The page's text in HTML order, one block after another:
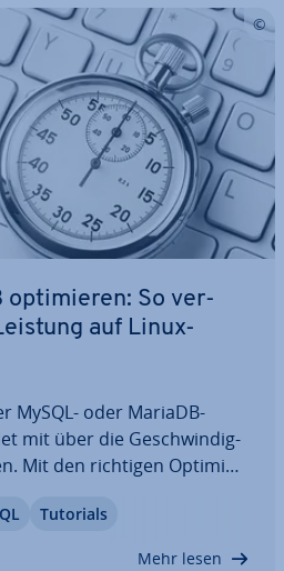
op­ti­mie­ren: So ver­
auf Linux-
MySQL- oder MariaDB-
mit über die Ge­schwin­dig­
Mit den richtigen Op­ti­mie­
und Engpässe
Tutorials
Mehr lesen